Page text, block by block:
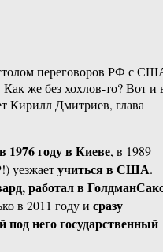
переговоров РФ с
же без хохлов-то? Вот и
Кирилл Дмитриев, глава
1976 году в Киеве, в 1989
уезжаетучиться в США.
работал в
в 2011 году и сразу
под него государственный